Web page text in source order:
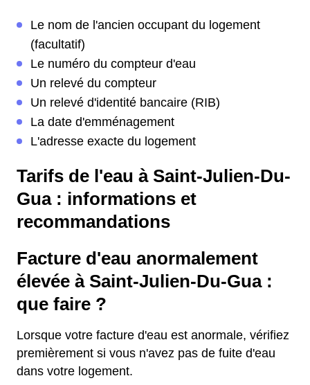
Le nom de l'ancien occupant du logement
(facultatif)
Le numéro du compteur d'eau
Un relevé du compteur
Un relevé d'identité bancaire (RIB)
La date d'emménagement
L'adresse exacte du logement
Tarifs de l'eau à Saint-Julien-Du-
Gua : informations et
recommandations
Facture d'eau anormalement
élevée à Saint-Julien-Du-Gua :
que faire ?
Lorsque votre facture d'eau est anormale, vérifiez
premièrement si vous n'avez pas de fuite d'eau
dans votre logement.